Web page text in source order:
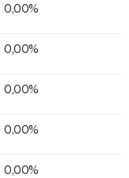
0,00%
0,00%
0,00%
0,00%
0,00%